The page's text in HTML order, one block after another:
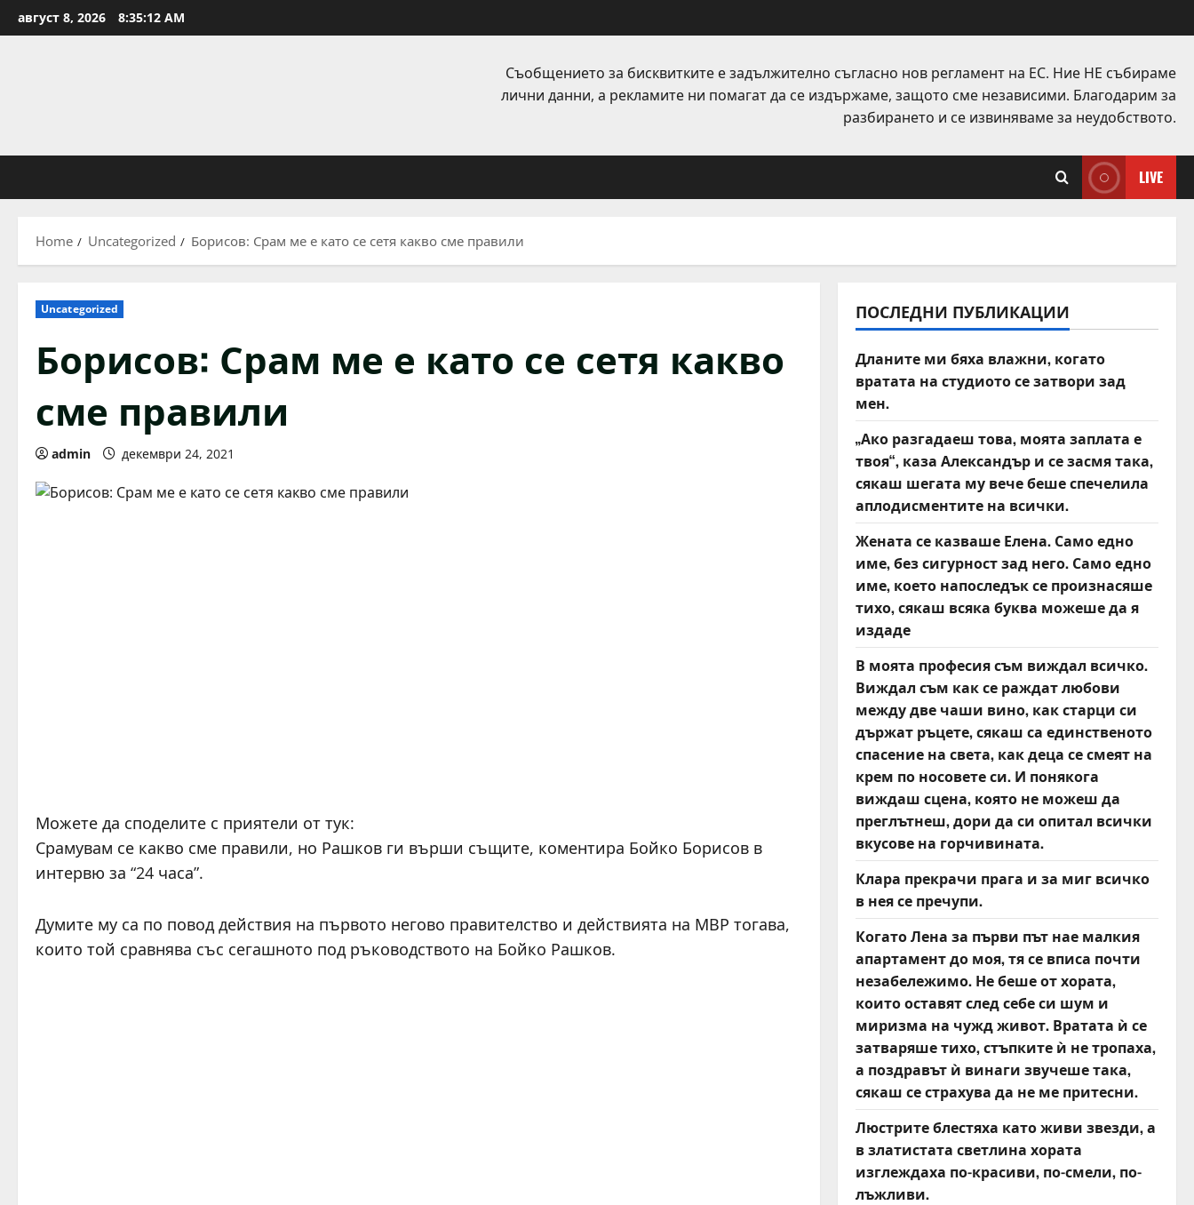
to
август 8, 2026 8:35:13 AM
Съобщението за бисквитките е задължително съгласно нов регламент на ЕС. Ние НЕ събираме
лични данни, а рекламите ни помагат да се издържаме, защото сме независими. Благодарим за
разбирането и се извиняваме за неудобството.
LIVE
Home Uncategorized Борисов: Срам ме е като се сетя какво сме правили
Uncategorized
Борисов: Срам ме е като се сетя какво
сме правили
admin декември 24, 2021
Можете да споделите с приятели от тук:
Срамувам се какво сме правили, но Рашков ги върши същите, коментира Бойко Борисов в
интервю за “24 часа”.
Думите му са по повод действия на първото негово правителство и действията на МВР тогава,
които той сравнява със сегашното под ръководството на Бойко Рашков.
ПОСЛЕДНИ ПУБЛИКАЦИИ
Дланите ми бяха влажни, когато
вратата на студиото се затвори зад
мен.
„Ако разгадаеш това, моята заплата е
твоя“, каза Александър и се засмя така,
сякаш шегата му вече беше спечелила
аплодисментите на всички.
Жената се казваше Елена. Само едно
име, без сигурност зад него. Само едно
име, което напоследък се произнасяше
тихо, сякаш всяка буква можеше да я
издаде
В моята професия съм виждал всичко.
Виждал съм как се раждат любови
между две чаши вино, как старци си
държат ръцете, сякаш са единственото
спасение на света, как деца се смеят на
крем по носовете си. И понякога
виждаш сцена, която не можеш да
преглътнеш, дори да си опитал всички
вкусове на горчивината.
Клара прекрачи прага и за миг всичко
в нея се пречупи.
Когато Лена за първи път нае малкия
апартамент до моя, тя се вписа почти
незабележимо. Не беше от хората,
които оставят след себе си шум и
миризма на чужд живот. Вратата ѝ се
затваряше тихо, стъпките ѝ не тропаха,
а поздравът ѝ винаги звучеше така,
сякаш се страхува да не ме притесни.
Люстрите блестяха като живи звезди, а
в златистата светлина хората
изглеждаха по-красиви, по-смели, по-
лъжливи.